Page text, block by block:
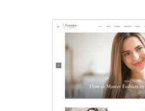
Cabecera
personalizada